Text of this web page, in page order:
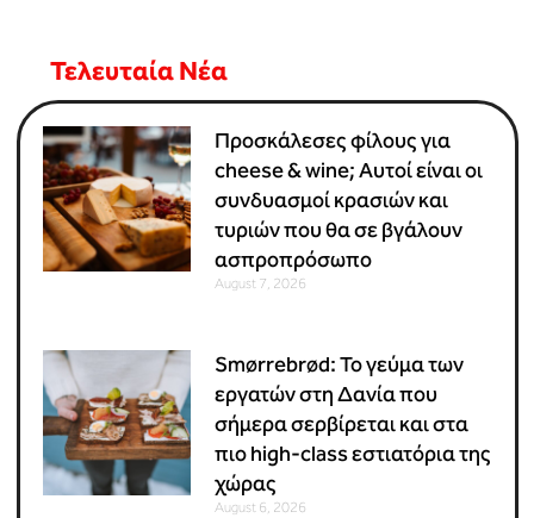
Τελευταία Νέα
Προσκάλεσες φίλους για
cheese & wine; Αυτοί είναι οι
συνδυασμοί κρασιών και
τυριών που θα σε βγάλουν
ασπροπρόσωπο
August 7, 2026
Smørrebrød: Το γεύμα των
εργατών στη Δανία που
σήμερα σερβίρεται και στα
πιο high-class εστιατόρια της
χώρας
August 6, 2026